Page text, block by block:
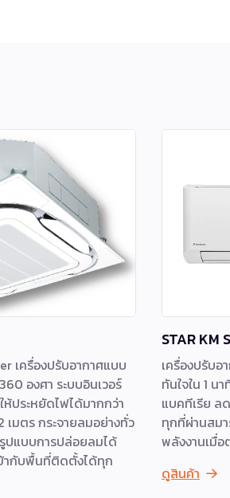
เครื่องปรับอากาศแบบ
องศา ระบบอินเวอร์
ห้ประหยัดไฟได้มากกว่า
มตร กระจายลมอย่างทั่ว
ปแบบการปล่อยลมได้
ากับพื้นที่ติดตั้งได้ทุก
STAR KM
เครื่องปรับอ
ทันใจใน 1 น
แบคทีเรีย ล
ทุกที่ผ่านสมา
พลังงานเมื่
ดูสินค้า